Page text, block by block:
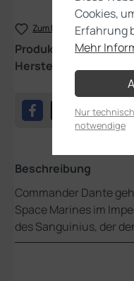
Zum Merkzettel
Produktnummer:41-
Hersteller:
Beschreibung
Commander Dante
Space Marines im
des Sanguinius, der
Cookies,
Erfahrung
Mehr
Nur technisch
notwendige